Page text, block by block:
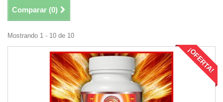
Comparar (0)
Mostrando 1 - 10 de 10
¡OFERTA!